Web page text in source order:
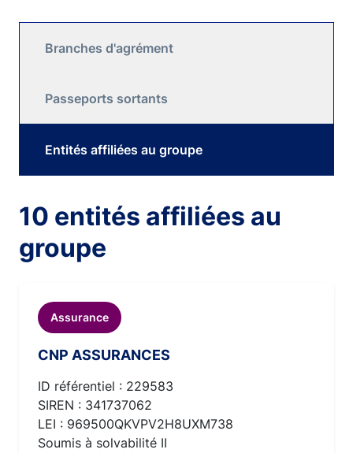
Branches d'agrément
Passeports sortants
Entités affiliées au groupe
10 entités affiliées au
groupe
Assurance
CNP ASSURANCES
ID référentiel : 229583
SIREN : 341737062
LEI : 969500QKVPV2H8UXM738
Soumis à solvabilité II